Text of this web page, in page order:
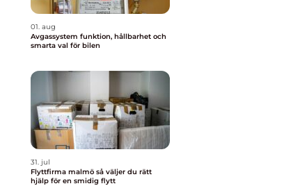
01. aug
Avgassystem funktion, hållbarhet och
smarta val för bilen
31. jul
Flyttfirma malmö så väljer du rätt
hjälp för en smidig flytt